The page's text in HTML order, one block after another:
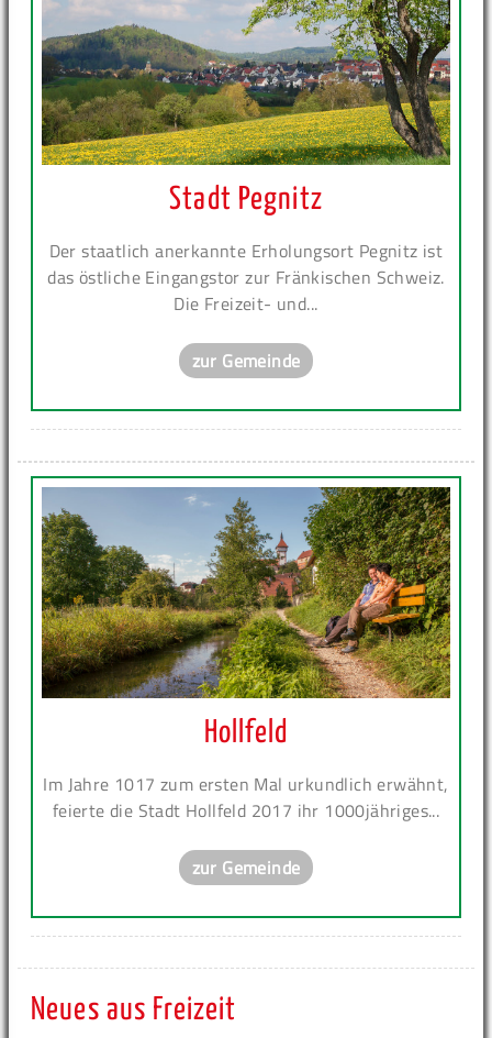
Stadt Pegnitz
Der staatlich anerkannte Erholungsort Pegnitz ist
das östliche Eingangstor zur Fränkischen Schweiz.
Die Freizeit- und...
zur Gemeinde
Hollfeld
Im Jahre 1017 zum ersten Mal urkundlich erwähnt,
feierte die Stadt Hollfeld 2017 ihr 1000jähriges...
zur Gemeinde
Neues aus Freizeit